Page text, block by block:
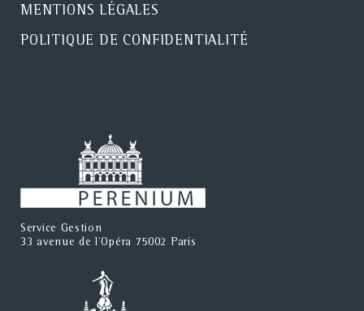
MENTIONS LÉGALES
POLITIQUE DE CONFIDENTIALITÉ
Service Gestion
33 avenue de l'Opéra 75002 Paris